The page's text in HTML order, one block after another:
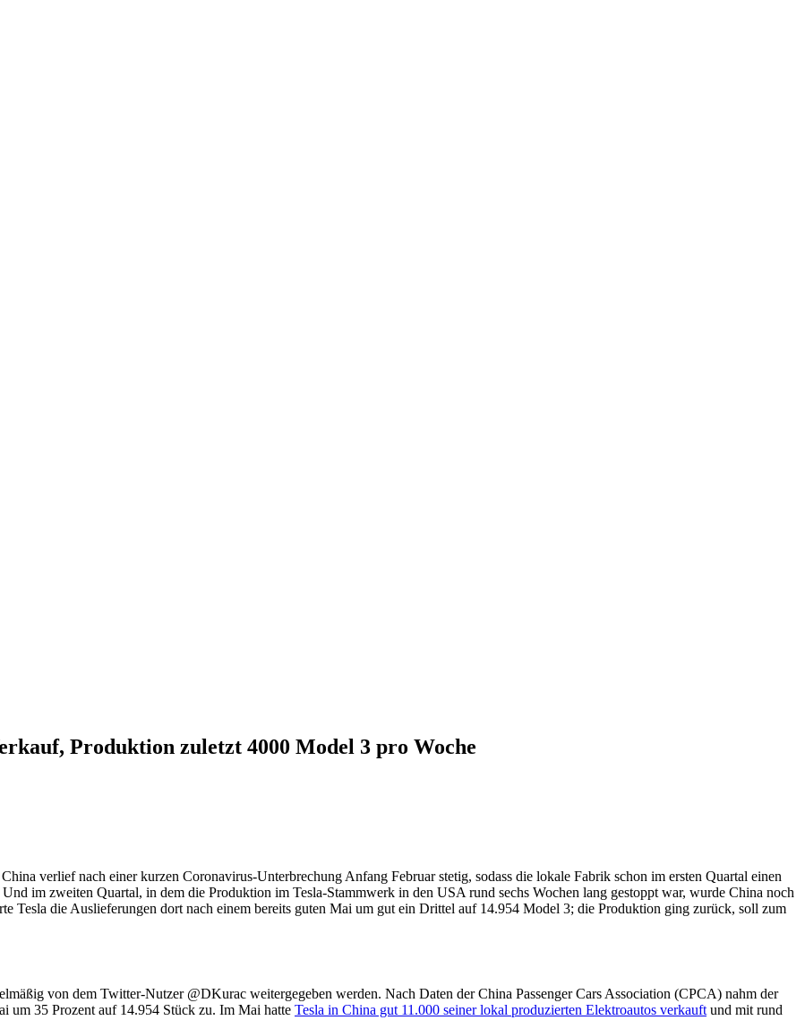
Produktion zuletzt 4000 Model 3 pro Woche
verlief nach einer kurzen Coronavirus-Unterbrechung Anfang Februar stetig, sodass die lokale Fabrik schon im ersten Quartal einen
im zweiten Quartal, in dem die Produktion im Tesla-Stammwerk in den USA rund sechs Wochen lang gestoppt war, wurde China noch
Tesla die Auslieferungen dort nach einem bereits guten Mai um gut ein Drittel auf 14.954 Model 3; die Produktion ging zurück, soll zum
von dem Twitter-Nutzer @DKurac weitergegeben werden. Nach Daten der China Passenger Cars Association (CPCA) nahm der
um 35 Prozent auf 14.954 Stück zu. Im Mai hatte Tesla in China gut 11.000 seiner lokal produzierten Elektroautos verkauft und mit rund